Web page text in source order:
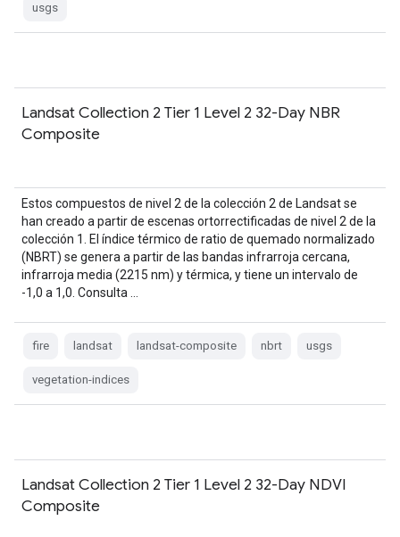
usgs
Landsat Collection 2 Tier 1 Level 2 32-Day NBR
Composite
Estos compuestos de nivel 2 de la colección 2 de Landsat se
han creado a partir de escenas ortorrectificadas de nivel 2 de la
colección 1. El índice térmico de ratio de quemado normalizado
(NBRT) se genera a partir de las bandas infrarroja cercana,
infrarroja media (2215 nm) y térmica, y tiene un intervalo de
-1,0 a 1,0. Consulta …
fire landsat landsat-composite nbrt usgs
vegetation-indices
Landsat Collection 2 Tier 1 Level 2 32-Day NDVI
Composite